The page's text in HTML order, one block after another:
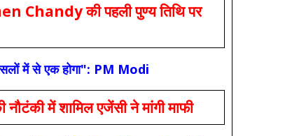
की पहली पुण्य तिथि पर
में से एक होगा": PM Modi
में शामिल एजेंसी ने मांगी माफी